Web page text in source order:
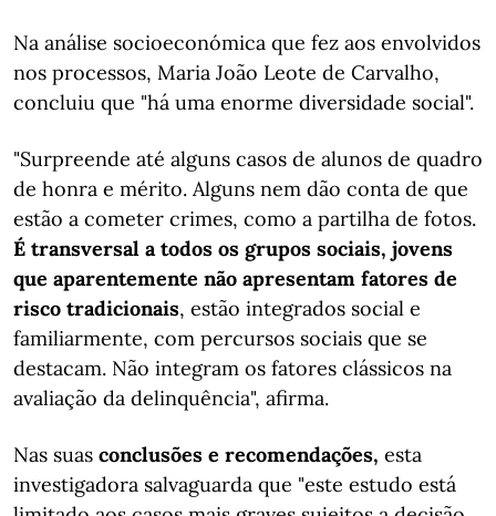
Na análise socioeconómica que fez aos envolvidos
nos processos, Maria João Leote de Carvalho,
concluiu que "há uma enorme diversidade social".
"Surpreende até alguns casos de alunos de quadro
de honra e mérito. Alguns nem dão conta de que
estão a cometer crimes, como a partilha de fotos.
É transversal a todos os grupos sociais, jovens
que aparentemente não apresentam fatores de
risco tradicionais, estão integrados social e
familiarmente, com percursos sociais que se
destacam. Não integram os fatores clássicos na
avaliação da delinquência", afirma.
Nas suas conclusões e recomendações, esta
investigadora salvaguarda que "este estudo está